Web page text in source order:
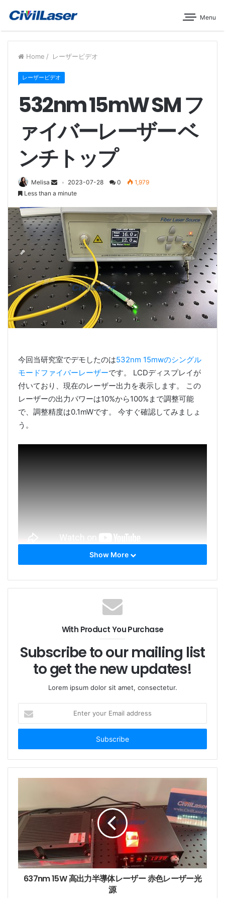
Menu
Home / レーザービデオ
レーザービデオ
532nm 15mW SM フ
ァイバーレーザー ベ
ンチトップ
Melisa 2023-07-28 0
1,979
Less than a minute
今回当研究室でデモしたのは532nm 15mwのシングル
モードファイバーレーザーです。 LCDディスプレイが
付いており、現在のレーザー出力を表示します。 この
レーザーの出力パワーは10%から100%まで調整可能
で、調整精度は0.1mWです。 今すぐ確認してみましょ
う。
す。 ソフトウェア制御機能用にカスタマイズできま
はSMファイバーですが、PMファイバーもカスタマイズ
このレーザーは半導体レーザーチップを採用しており、
専門的に設計された駆動および温度制御回路の温度制御
により、レーザーの安全な動作、安定した出力パワーと
スペクトル、および優れたスポット品質（TEM00モー
ド）が保証されます。
Show More
With Product You Purchase
Subscribe to our mailing list
to get the new updates!
Lorem ipsum dolor sit amet, consectetur.
t
r
y
m
a
l
a
d
637nm 15W 高出力半導体レーザー 赤色レーザー光
源